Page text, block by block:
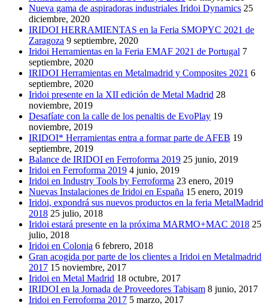
Nueva gama de aspiradoras industriales Iridoi Dynamics 25
diciembre, 2020
IRIDOI HERRAMIENTAS en la Feria SMOPYC 2021 de
Zaragoza 9 septiembre, 2020
Iridoi Herramientas en la Feria EMAF 2021 de Portugal 7
septiembre, 2020
IRIDOI Herramientas en Metalmadrid y Composites 2021 6
septiembre, 2020
Iridoi presente en la XII edición de Metal Madrid 28
noviembre, 2019
Desafíate con la calle de los penaltis de EvoPlay 19
noviembre, 2019
IRIDOI* Herramientas entra a formar parte de AFEB 19
septiembre, 2019
Balance de IRIDOI en Ferroforma 2019 25 junio, 2019
Iridoi en Ferroforma 2019 4 junio, 2019
Iridoi en Industry Tools by Ferroforma 23 enero, 2019
Nuevas Instalaciones de Iridoi en España 15 enero, 2019
Iridoi, expondrá sus nuevos productos en la feria MetalMadrid
2018 25 julio, 2018
Iridoi estará presente en la próxima MARMO+MAC 2018 25
julio, 2018
Iridoi en Colonia 6 febrero, 2018
Gran acogida por parte de los clientes a Iridoi en Metalmadrid
2017 15 noviembre, 2017
Iridoi en Metal Madrid 18 octubre, 2017
IRIDOI en la Jornada de Proveedores Tabisam 8 junio, 2017
Iridoi en Ferroforma 2017 5 marzo, 2017